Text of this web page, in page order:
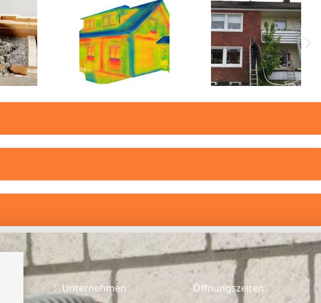
Unternehmen Öffnungszeiten